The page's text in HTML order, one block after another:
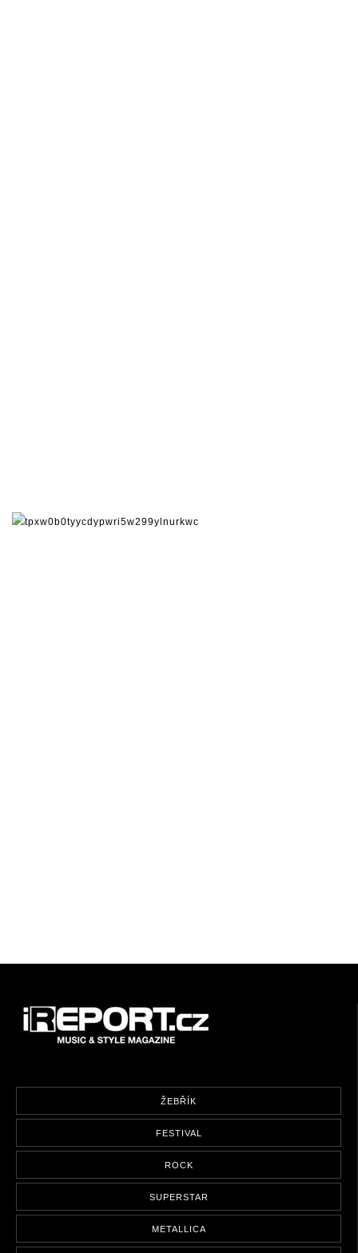
ŽEBŘÍK
FESTIVAL
ROCK
SUPERSTAR
METALLICA